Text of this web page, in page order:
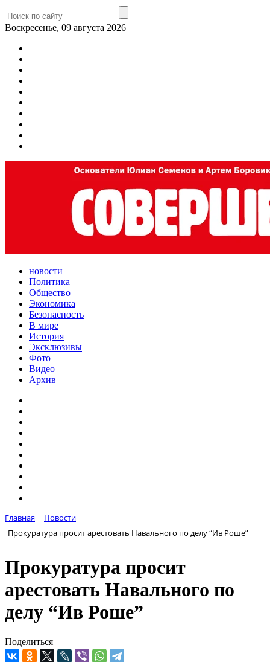
Воскресенье, 09 августа 2026
новости
Политика
Общество
Экономика
Безопасность
В мире
История
Эксклюзивы
Фото
Видео
Архив
Главная
Новости
Прокуратура просит арестовать Навального по делу “Ив Роше”
Прокуратура просит
арестовать Навального по
делу “Ив Роше”
Поделиться